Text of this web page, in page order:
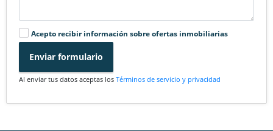
Acepto recibir información sobre ofertas inmobiliarias
Enviar formulario
Al enviar tus datos aceptas los Términos de servicio y privacidad